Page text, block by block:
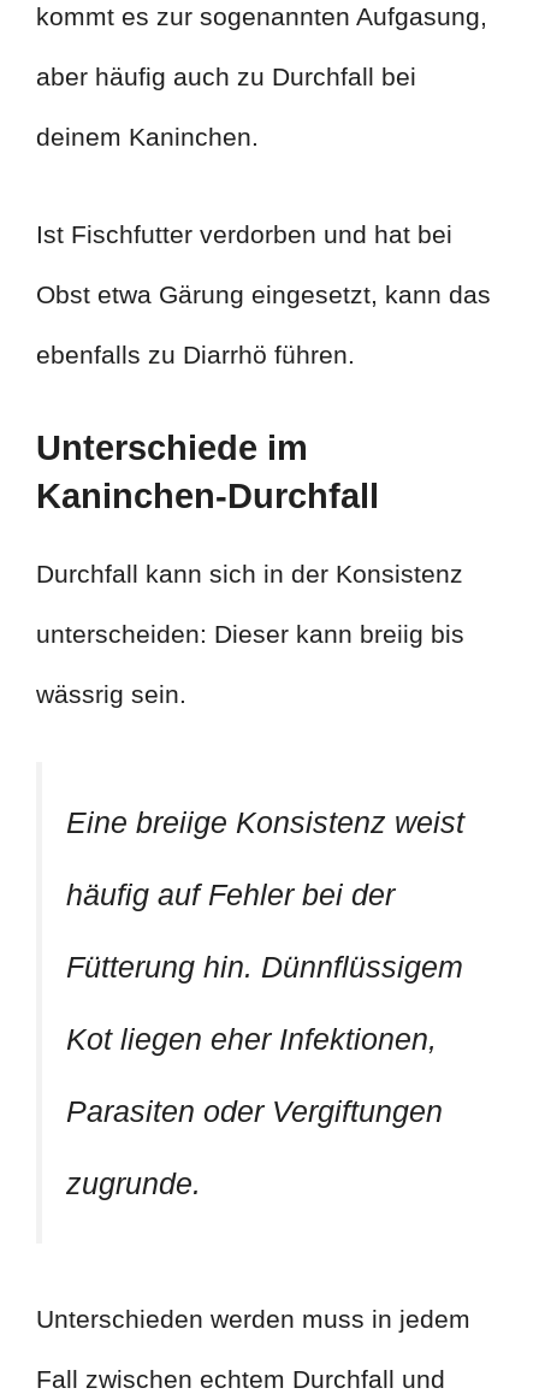
kommt es zur sogenannten Aufgasung,
aber häufig auch zu Durchfall bei
deinem Kaninchen.
Ist Fischfutter verdorben und hat bei
Obst etwa Gärung eingesetzt, kann das
ebenfalls zu Diarrhö führen.
Unterschiede im
Kaninchen-Durchfall
Durchfall kann sich in der Konsistenz
unterscheiden: Dieser kann breiig bis
wässrig sein.
Eine breiige Konsistenz weist
häufig auf Fehler bei der
Fütterung hin. Dünnflüssigem
Kot liegen eher Infektionen,
Parasiten oder Vergiftungen
zugrunde.
Unterschieden werden muss in jedem
Fall zwischen echtem Durchfall und